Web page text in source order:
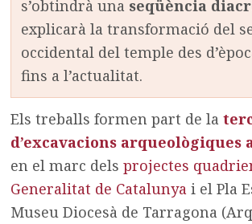
s’obtindrà una seqüència
explicarà la transformació del
occidental del temple des
fins a l’actualitat.
Els treballs formen part de la
d’excavacions arqueològiques
en el marc delsprojectes
Generalitat de Catalunya i el Pla
Museu Diocesà de Tarragona